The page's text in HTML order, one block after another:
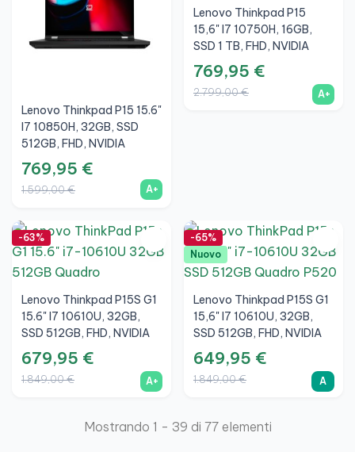
Lenovo Thinkpad P15 15.6"
I7 10850H, 32GB, SSD
512GB, FHD, NVIDIA
Quadro T1000 4GB, A+
769,95 €
1.599,00 € A+
Lenovo Thinkpad P15
15,6" I7 10750H, 16GB,
SSD 1 TB, FHD, NVIDIA
Quadro T1000 4GB, A+
769,95 €
2.799,00 € A+
-63%
Lenovo Thinkpad P15S G1
15.6" I7 10610U, 32GB,
SSD 512GB, FHD, NVIDIA
Quadro P520 2GB, A+
679,95 €
1.849,00 € A+
-65%
Nuovo
Lenovo Thinkpad P15S G1
15,6" I7 10610U, 32GB,
SSD 512GB, FHD, NVIDIA
Quadro P520 2GB, A
649,95 €
1.849,00 € A
Mostrando 1 - 39 di 77 elementi